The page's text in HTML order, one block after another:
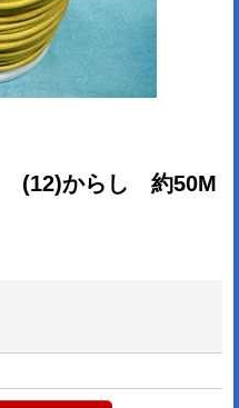
(12)からし 約50M